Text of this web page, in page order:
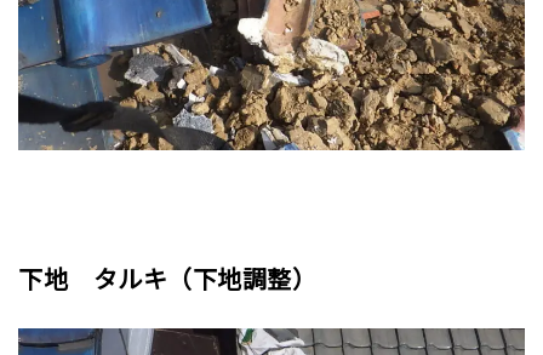
下地 タルキ（下地調整）